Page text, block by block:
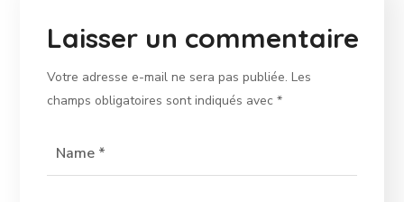
Laisser un commentaire
Votre adresse e-mail ne sera pas publiée. Les
champs obligatoires sont indiqués avec*